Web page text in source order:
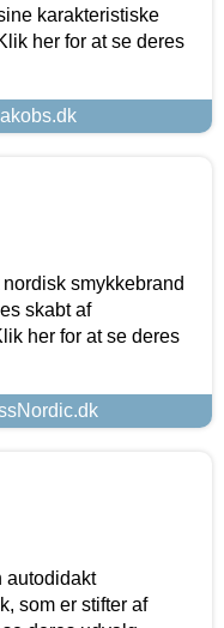
karakteristiske
her for at se deres
smykkebrand
skabt af
her for at se deres
autodidakt
som er stifter af